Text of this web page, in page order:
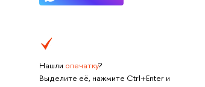
Нашли опечатку?
Выделите её, нажмите Ctrl+Enter и